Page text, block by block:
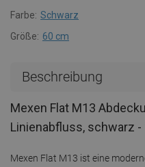
Farbe: Schwarz
Größe: 60 cm
Beschreibung
Mexen Flat M13
Linienabfluss, schwarz -
Mexen Flat M13 ist eine